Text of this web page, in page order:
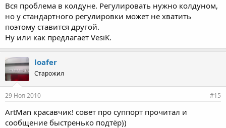
Вся проблема в колдуне. Регулировать нужно колдуном,
но у стандартного регулировки может не хватить
поэтому ставится другой.
Ну или как предлагает VesiK.
loafer
Старожил
29 Ноя 2010 #15
ArtMan красавчик! совет про суппорт прочитал и
сообщение быстренько подтёр))